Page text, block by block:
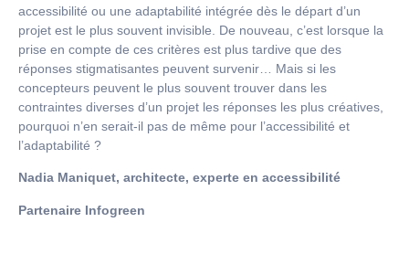
accessibilité ou une adaptabilité intégrée dès le départ d’un
projet est le plus souvent invisible. De nouveau, c’est lorsque la
prise en compte de ces critères est plus tardive que des
réponses stigmatisantes peuvent survenir… Mais si les
concepteurs peuvent le plus souvent trouver dans les
contraintes diverses d’un projet les réponses les plus créatives,
pourquoi n’en serait-il pas de même pour l’accessibilité et
l’adaptabilité ?
Nadia Maniquet, architecte, experte en accessibilité
Partenaire Infogreen